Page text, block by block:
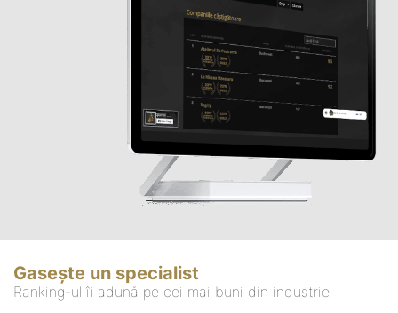
Gasește un specialist
Ranking-ul îi adună pe cei mai buni din industrie